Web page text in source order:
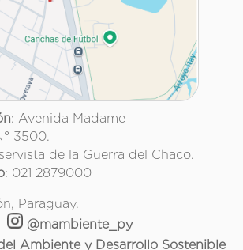
: Avenida Madame
3500.
de la Guerra del Chaco.
: 021 2879000
Paraguay.
@mambiente_py
Ambiente y Desarrollo Sostenible